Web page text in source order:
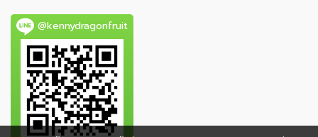
@kennydragonfruit